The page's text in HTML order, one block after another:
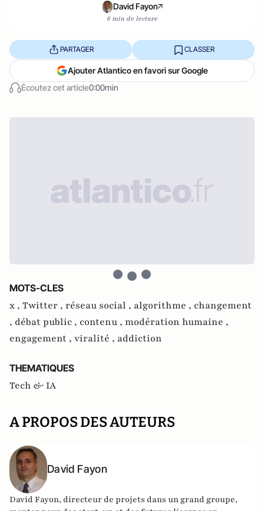
David Fayon
6 min de lecture
Écoutez cet article0:00min
PARTAGER CLASSER
Ajouter Atlantico en favori sur Google
MOTS-CLES
x , Twitter , réseau social , algorithme , changement
, débat public , contenu , modération humaine ,
engagement , viralité , addiction
THEMATIQUES
Tech & IA
A PROPOS DES AUTEURS
David Fayon
David Fayon, directeur de projets dans un grand groupe,